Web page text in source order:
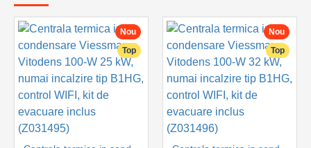
Nou
Top
Nou
Top